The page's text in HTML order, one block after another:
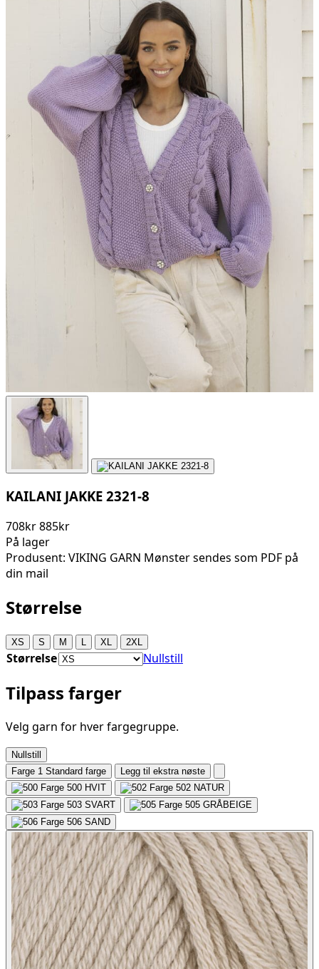
KAILANI JAKKE 2321-8
708kr885kr
På lager
Produsent: VIKING GARN Mønster sendes som PDF på
din mail
Størrelse
XS S M XL 2XL
Størrelse Nullstill
Tilpass farger
Velg garn for hver fargegruppe.
Nullstill
Farge 1 Standard farge
Legg til ekstra nøste
500 HVIT 502 NATUR
503 SVART 505 GRÅBEIGE
506 SAND